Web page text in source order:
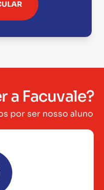
a Facuvale?
por ser nosso aluno